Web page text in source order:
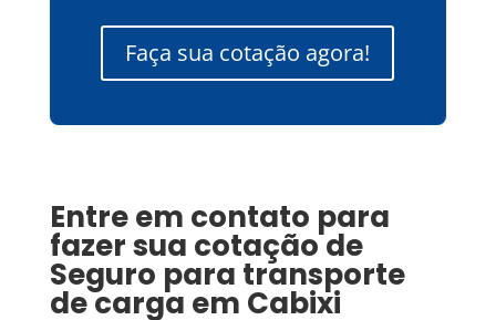
Faça sua cotação agora!
Entre em contato para
fazer sua cotação de
Seguro para transporte
de carga em Cabixi